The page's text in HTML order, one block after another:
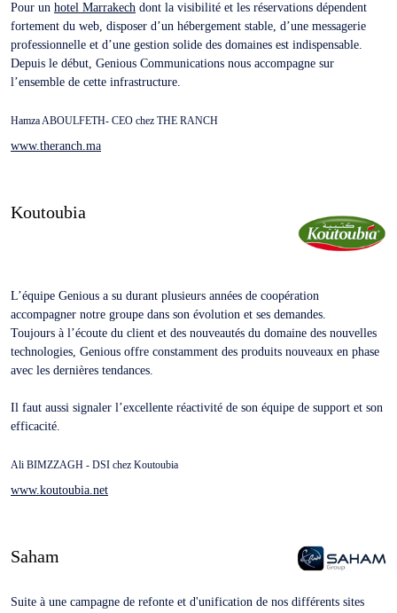
Pour un hotel Marrakech dont la visibilité et les réservations dépendent
fortement du web, disposer d’un hébergement stable, d’une messagerie
professionnelle et d’une gestion solide des domaines est indispensable.
Depuis le début, Genious Communications nous accompagne sur
l’ensemble de cette infrastructure.
Hamza ABOULFETH- CEO chez THE RANCH
www.theranch.ma
Koutoubia
L’équipe Genious a su durant plusieurs années de coopération
accompagner notre groupe dans son évolution et ses demandes.
Toujours à l’écoute du client et des nouveautés du domaine des nouvelles
technologies, Genious offre constamment des produits nouveaux en phase
avec les dernières tendances.
Il faut aussi signaler l’excellente réactivité de son équipe de support et son
efficacité.
Ali BIMZZAGH - DSI chez Koutoubia
www.koutoubia.net
Saham
Suite à une campagne de refonte et d'unification de nos différents sites